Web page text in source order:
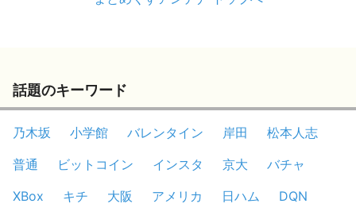
話題のキーワード
乃木坂 小学館 バレンタイン 岸田
松本人志
普通
ビットコイン インスタ 京大
バチャ
XBox
キチ 大阪 アメリカ 日ハム
DQN